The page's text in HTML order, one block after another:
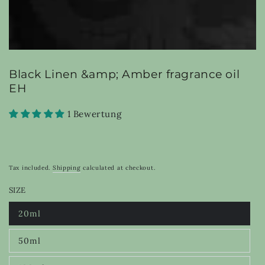
Black Linen &amp; Amber fragrance oil
EH
1 Bewertung
Tax included. Shipping calculated at checkout.
SIZE
20ml
Variant
sold
or
unavailable
50ml
Variant
sold